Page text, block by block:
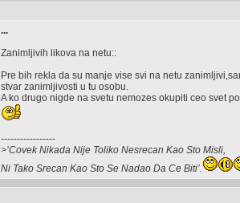
...
Zanimljivih likova na netu::
Pre bih rekla da su manje vise svi na netu
stvar zanimljivosti u tu osobu.
A ko drugo nigde na svetu nemozes okupiti ceo svet
-----------------
>’Covek Nikada Nije Toliko Nesrecan Kao Sto Misli,
Ni Tako Srecan Kao Sto Se Nadao Da Ce Biti’.